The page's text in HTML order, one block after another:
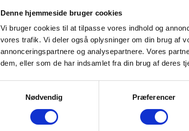
Denne hjemmeside bruger cookies
Vi bruger cookies til at tilpasse vores indhold og
vores trafik. Vi deler også oplysninger om din brug af
annonceringspartnere og analysepartnere. Vores
dem, eller som de har indsamlet fra din brug af deres
Nødvendig
Præferencer
HOLCKENHAVN SLOT • HOLCKENHAVN 1